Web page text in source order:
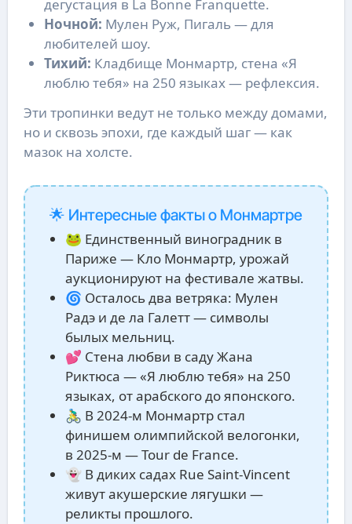
дегустация в La Bonne Franquette.
Ночной: Мулен Руж, Пигаль — для
любителей шоу.
Тихий: Кладбище Монмартр, стена «Я
люблю тебя» на 250 языках — рефлексия.
Эти тропинки ведут не только между домами,
но и сквозь эпохи, где каждый шаг — как
мазок на холсте.
🌟 Интересные факты о Монмартре
🐸 Единственный виноградник в
Париже — Кло Монмартр, урожай
аукционируют на фестивале жатвы.
🌀 Осталось два ветряка: Мулен
Радэ и де ла Галетт — символы
былых мельниц.
💕 Стена любви в саду Жана
Риктюса — «Я люблю тебя» на 250
языках, от арабского до японского.
🚴‍♂️ В 2024-м Монмартр стал
финишем олимпийской велогонки,
в 2025-м — Tour de France.
👻 В диких садах Rue Saint-Vincent
живут акушерские лягушки —
реликты прошлого.